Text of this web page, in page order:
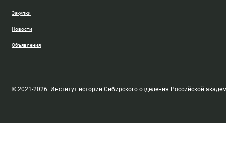
Закупки
Новости
Объявления
© 2021-2026. Институт истории Сибирского отделения Российской